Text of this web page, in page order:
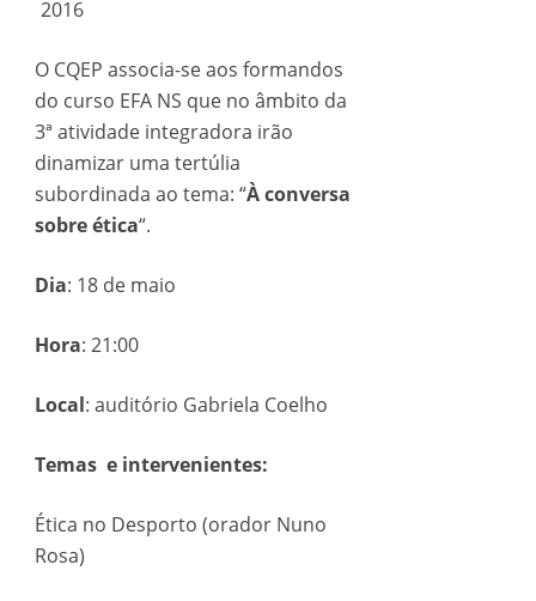
2016
O CQEP associa-se aos formandos
do curso EFA NS que no âmbito da
3ª atividade integradora irão
dinamizar uma tertúlia
subordinada ao tema: “À conversa
sobre ética“.
Dia: 18 de maio
Hora: 21:00
Local: auditório Gabriela Coelho
Temas e intervenientes:
Ética no Desporto (orador Nuno
Rosa)